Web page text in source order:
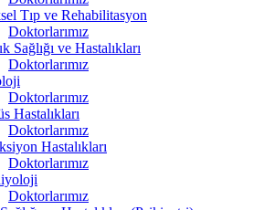
Tıp ve Rehabilitasyon
Doktorlarımız
Sağlığı ve Hastalıkları
Doktorlarımız
Doktorlarımız
Hastalıkları
Doktorlarımız
Hastalıkları
Doktorlarımız
Doktorlarımız